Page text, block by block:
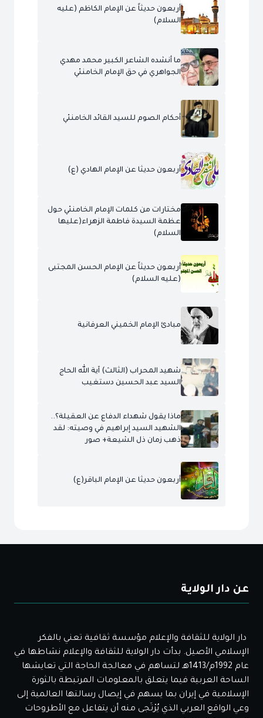
أربعون حديثاً عن الإمام الكاظم (عليه
السلام)
ما أنشده الشاعر الكبير محمد مهدي
الجواهري في حق الإمام الخامنئي
أحكام الصوم للسيد القائد الخامنئي
أربعون حديثا عن الإمام الهادي (ع)
مختارات من كلمات الإمام الخامنئي حول
عظمة السيدة فاطمة الزهراء(عليها
السلام)
أربعون حديثاً عن الإمام الحسن المجتبى
(عليه السلام)
مبادئ الإمام الخميني العرفانية
شهيد المحراب (الثالث) آية الله الحاج
السيد عبد الحسين دستغيب
ماذا يقول شهداء الدفاع عن العقيلة؟..
الشهيد السيد إبراهيم في وصيته: لقد
ذهب زمان ذل الشيعة+ صور
أربعون حديثا عن الإمام الباقر(ع)
عن دار الولاية
دار الولاية للثقافة والإعلام مؤسسة ثقافية تعني بالفكر
الإسلامي الأصيل. بدأت دار الولاية للثقافة والإعلام نشاطها في
عام 1992م/1413هـ لتساهم في معالجة الحاجة التي تعايشها
الساحة العربية فيما يتعلق بالمعلومات المرتبطة بالثورة
الإسلامية في إيران بما يسهم في إيصال رسالتها العالمية إلى
وعي الواقع العربي الذي يُرْتَجى منه أن يتفاعل مع الأطروحات